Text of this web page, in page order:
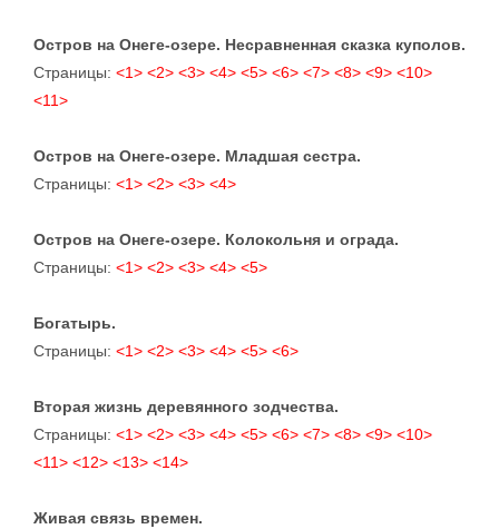
Остров на Онеге-озере. Несравненная сказка куполов.
Страницы: <1> <2> <3> <4> <5> <6> <7> <8> <9> <10>
<11>
Остров на Онеге-озере. Младшая сестра.
Страницы: <1> <2> <3> <4>
Остров на Онеге-озере. Колокольня и ограда.
Страницы: <1> <2> <3> <4> <5>
Богатырь.
Страницы: <1> <2> <3> <4> <5> <6>
Вторая жизнь деревянного зодчества.
Страницы: <1> <2> <3> <4> <5> <6> <7> <8> <9> <10>
<11> <12> <13> <14>
Живая связь времен.